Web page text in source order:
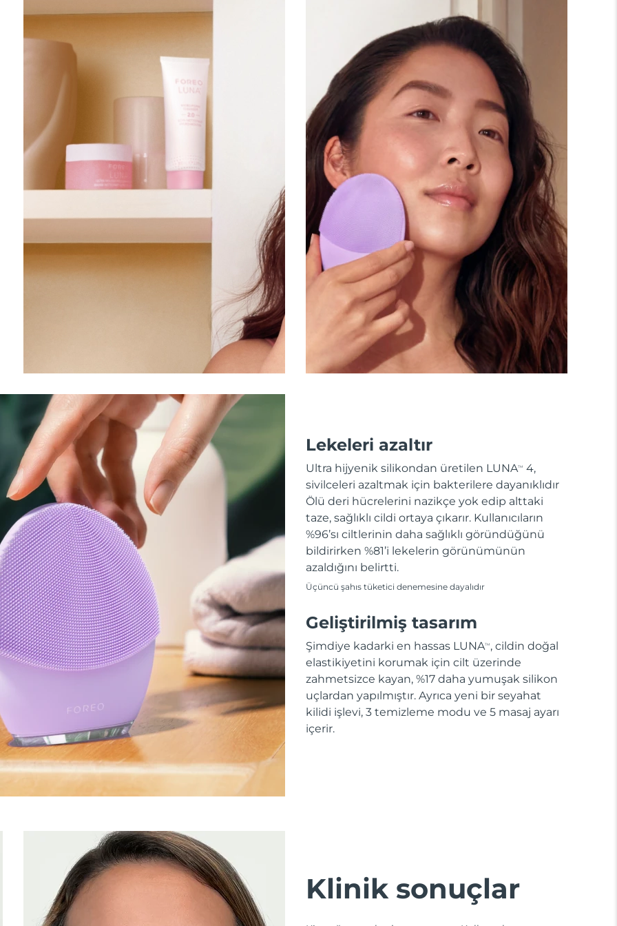
Lekeleri azaltır
Ultra hijyenik silikondan üretilen LUNATM
4,
sivilceleri azaltmak için bakterilere dayanıklıdır
Ölü deri hücrelerini nazikçe yok edip alttaki
taze, sağlıklı cildi ortaya çıkarır. Kullanıcıların
%96’sı ciltlerinin daha sağlıklı göründüğünü
bildirirken %81’i lekelerin görünümünün
azaldığını belirtti.
Üçüncü şahıs tüketici denemesine dayalıdır
Geliştirilmiş tasarım
Şimdiye kadarki en hassas LUNATM , cildin doğal
elastikiyetini korumak için cilt üzerinde
zahmetsizce kayan, %17 daha yumuşak silikon
uçlardan yapılmıştır. Ayrıca yeni bir seyahat
kilidi işlevi, 3 temizleme modu ve 5 masaj ayarı
içerir.
Klinik sonuçlar